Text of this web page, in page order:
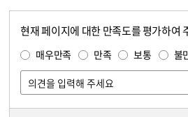
현재 페이지에 대한 만족도를 평가하여
매우만족 만족 보통 불